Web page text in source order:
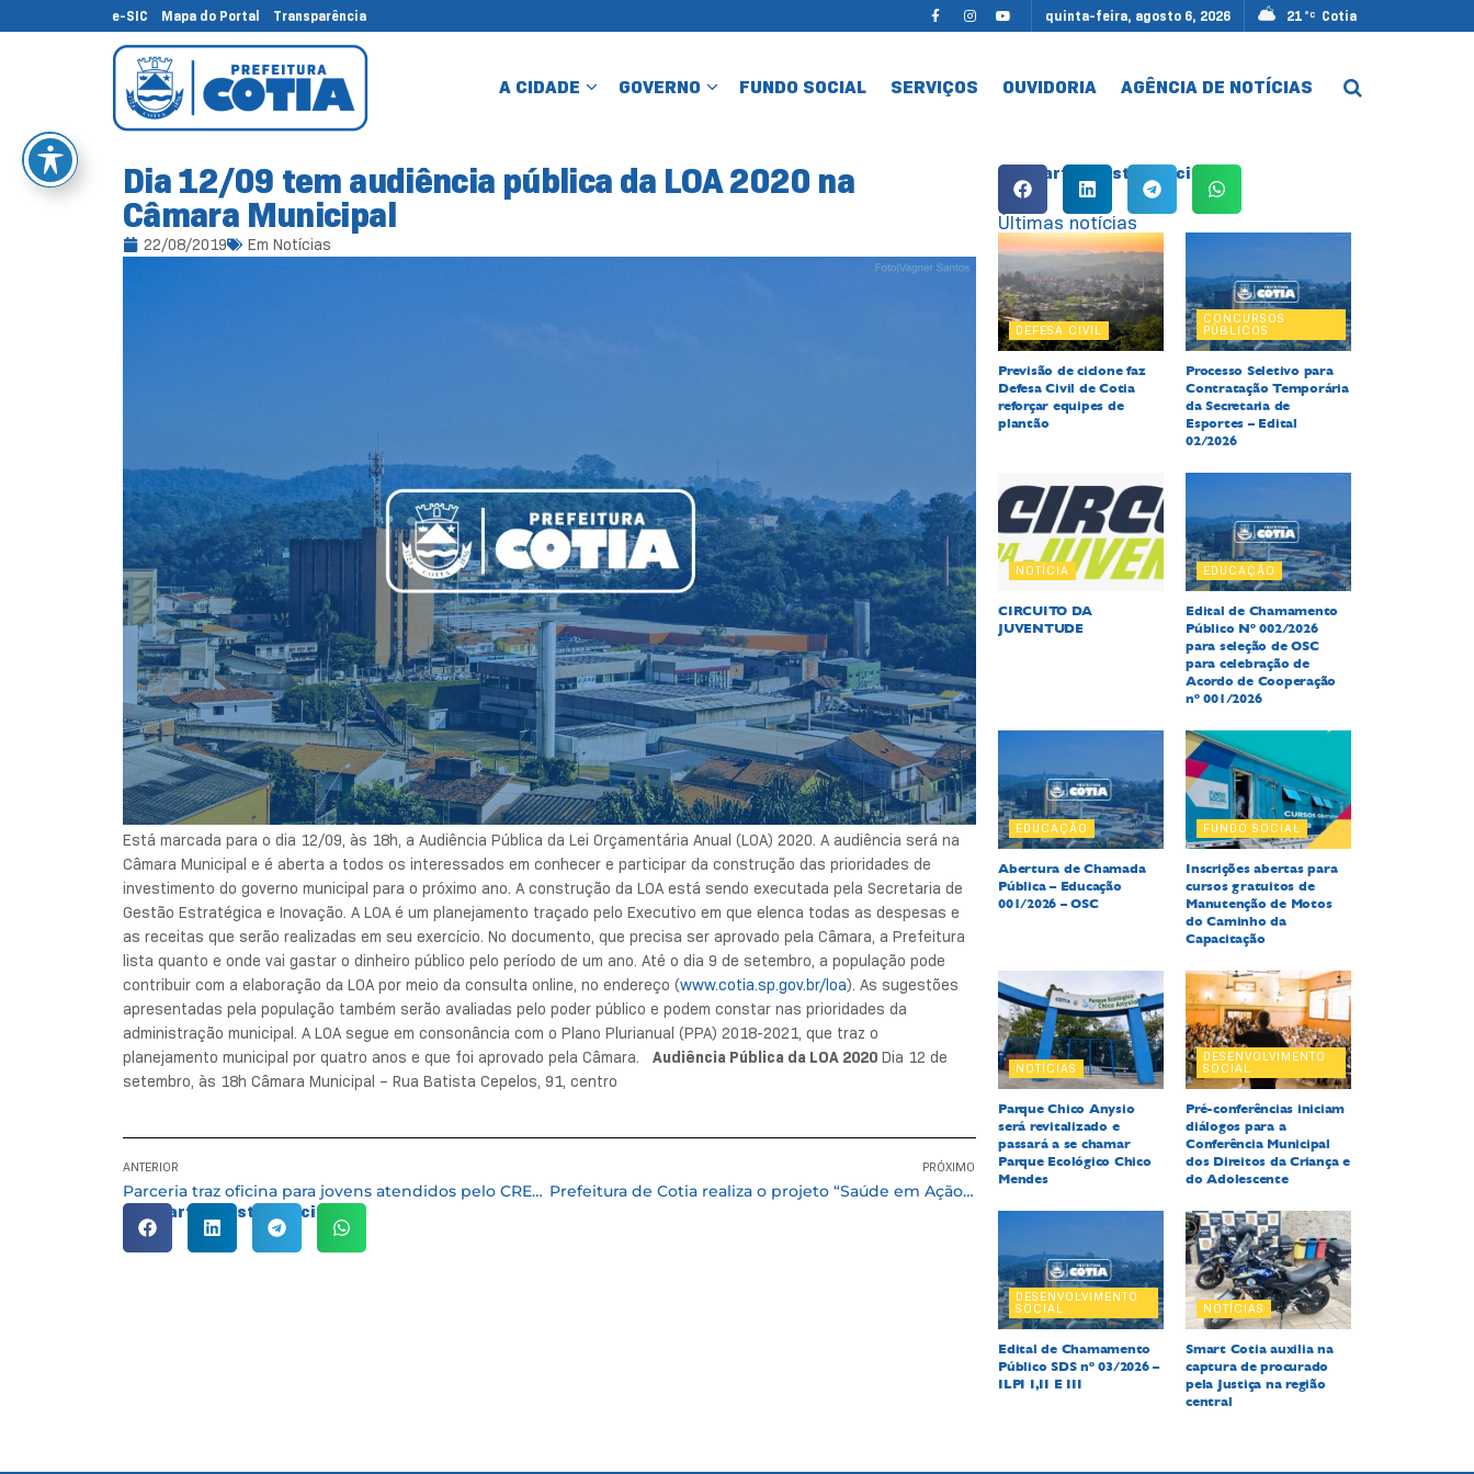
e-SIC Mapa do Portal Transparência quinta-feira, agosto 6, 2026 21 °C Cotia
A CIDADE GOVERNO FUNDO SOCIAL SERVIÇOS OUVIDORIA AGÊNCIA DE NOTÍCIAS
Dia 12/09 tem audiência pública da LOA 2020 na
Câmara Municipal
22/08/2019 Em Notícias
Está marcada para o dia 12/09, às 18h, a Audiência Pública da Lei Orçamentária Anual (LOA) 2020. A audiência será na
Câmara Municipal e é aberta a todos os interessados em conhecer e participar da construção das prioridades de
investimento do governo municipal para o próximo ano. A construção da LOA está sendo executada pela Secretaria de
Gestão Estratégica e Inovação. A LOA é um planejamento traçado pelo Executivo em que elenca todas as despesas e
as receitas que serão realizadas em seu exercício. No documento, que precisa ser aprovado pela Câmara, a Prefeitura
lista quanto e onde vai gastar o dinheiro público pelo período de um ano. Até o dia 9 de setembro, a população pode
contribuir com a elaboração da LOA por meio da consulta online, no endereço (www.cotia.sp.gov.br/loa). As sugestões
apresentadas pela população também serão avaliadas pelo poder público e podem constar nas prioridades da
administração municipal. A LOA segue em consonância com o Plano Plurianual (PPA) 2018-2021, que traz o
planejamento municipal por quatro anos e que foi aprovado pela Câmara. Audiência Pública da LOA 2020 Dia 12 de
setembro, às 18h Câmara Municipal – Rua Batista Cepelos, 91, centro
ANTERIOR
Parceria traz oficina para jovens atendidos pelo CREAS em medidas socioeducativas
PRÓXIMO
Prefeitura de Cotia realiza o projeto “Saúde em Ação” em Caucaia do Alto
Compartilhe esta notícia:
Compartilhe esta notícia:
Últimas notícias
DEFESA CIVIL
Previsão de ciclone faz
Defesa Civil de Cotia
reforçar equipes de
plantão
CONCURSOS
PÚBLICOS
Processo Seletivo para
Contratação Temporária
da Secretaria de
Esportes – Edital
02/2026
NOTÍCIA
CIRCUITO DA
JUVENTUDE
EDUCAÇÃO
Edital de Chamamento
Público Nº 002/2026
para seleção de OSC
para celebração de
Acordo de Cooperação
nº 001/2026
EDUCAÇÃO
Abertura de Chamada
Pública – Educação
001/2026 – OSC
FUNDO SOCIAL
Inscrições abertas para
cursos gratuitos de
Manutenção de Motos
do Caminho da
Capacitação
NOTÍCIAS
Parque Chico Anysio
será revitalizado e
passará a se chamar
Parque Ecológico Chico
Mendes
DESENVOLVIMENTO
SOCIAL
Pré-conferências iniciam
diálogos para a
Conferência Municipal
dos Direitos da Criança e
do Adolescente
DESENVOLVIMENTO
SOCIAL
Edital de Chamamento
Público SDS nº 03/2026 –
ILPI I,II E III
NOTÍCIAS
Smart Cotia auxilia na
captura de procurado
pela Justiça na região
central